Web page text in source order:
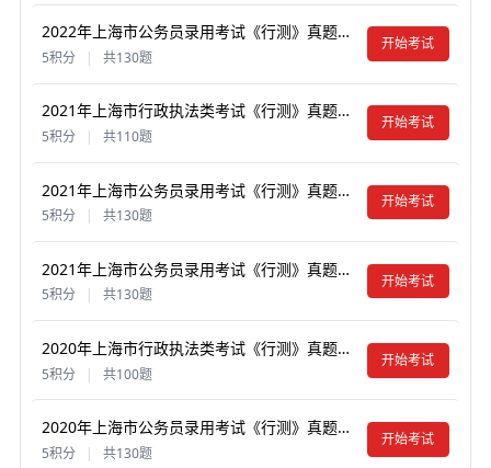
2022年上海市公务员录用考试《行测》真题试卷及答案【含解析】（B类）
5积分 | 共130题
开始考试
2021年上海市行政执法类考试《行测》真题试卷及答案【含解析】
5积分 | 共110题
开始考试
2021年上海市公务员录用考试《行测》真题试卷及答案【含解析】（B类）
5积分 | 共130题
开始考试
2021年上海市公务员录用考试《行测》真题试卷及答案【含解析】（A类）
5积分 | 共130题
开始考试
2020年上海市行政执法类考试《行测》真题试卷及答案【含解析】
5积分 | 共100题
开始考试
2020年上海市公务员录用考试《行测》真题试卷及答案【含解析】（A类）
5积分 | 共130题
开始考试